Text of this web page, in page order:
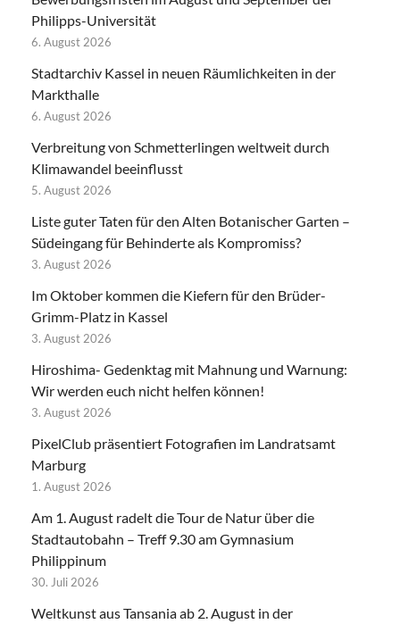
Philipps-Universität
6. August 2026
Stadtarchiv Kassel in neuen Räumlichkeiten in der
Markthalle
6. August 2026
Verbreitung von Schmetterlingen weltweit durch
Klimawandel beeinflusst
5. August 2026
Liste guter Taten für den Alten Botanischer Garten –
Südeingang für Behinderte als Kompromiss?
3. August 2026
Im Oktober kommen die Kiefern für den Brüder-
Grimm-Platz in Kassel
3. August 2026
Hiroshima- Gedenktag mit Mahnung und Warnung:
Wir werden euch nicht helfen können!
3. August 2026
PixelClub präsentiert Fotografien im Landratsamt
Marburg
1. August 2026
Am 1. August radelt die Tour de Natur über die
Stadtautobahn – Treff 9.30 am Gymnasium
Philippinum
30. Juli 2026
Weltkunst aus Tansania ab 2. August in der